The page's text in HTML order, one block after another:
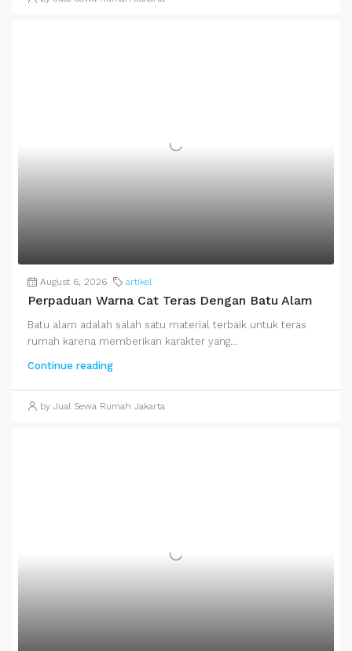
August 6, 2026 artikel
Perpaduan Warna Cat Teras Dengan Batu Alam
Batu alam adalah salah satu material terbaik untuk teras
rumah karena memberikan karakter yang...
Continue reading
by Jual Sewa Rumah Jakarta